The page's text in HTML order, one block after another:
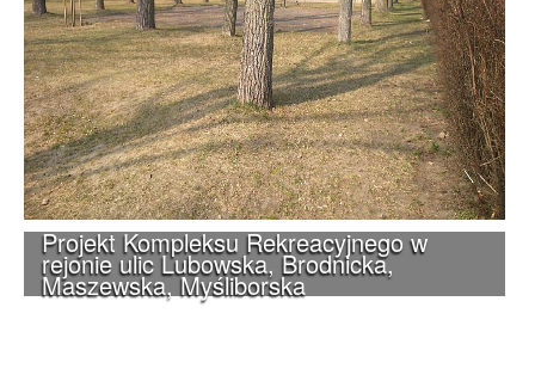
Projekt Kompleksu Rekreacyjnego w
rejonie ulic Lubowska, Brodnicka,
Maszewska, Myśliborska